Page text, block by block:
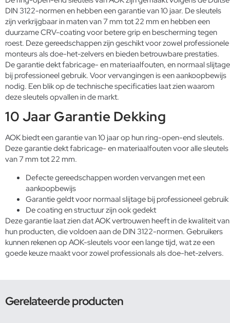
DIN 3122-normen en hebben een garantie van 10 jaar. De sleutels
zijn verkrijgbaar in maten van 7 mm tot 22 mm en hebben een
duurzame CRV-coating voor betere grip en bescherming tegen
roest. Deze gereedschappen zijn geschikt voor zowel professionele
monteurs als doe-het-zelvers en bieden betrouwbare prestaties.
De garantie dekt fabricage- en materiaalfouten, en normaal slijtage
bij professioneel gebruik. Voor vervangingen is een aankoopbewijs
nodig. Een blik op de technische specificaties laat zien waarom
deze sleutels opvallen in de markt.
10 Jaar Garantie Dekking
AOK biedt een garantie van 10 jaar op hun ring-open-end sleutels.
Deze garantie dekt fabricage- en materiaalfouten voor alle sleutels
van 7 mm tot 22 mm.
Defecte gereedschappen worden vervangen met een
aankoopbewijs
Garantie geldt voor normaal slijtage bij professioneel gebruik
De coating en structuur zijn ook gedekt
Deze garantie laat zien dat AOK vertrouwen heeft in de kwaliteit van
hun producten, die voldoen aan de DIN 3122-normen. Gebruikers
kunnen rekenen op AOK-sleutels voor een lange tijd, wat ze een
goede keuze maakt voor zowel professionals als doe-het-zelvers.
Gerelateerde producten